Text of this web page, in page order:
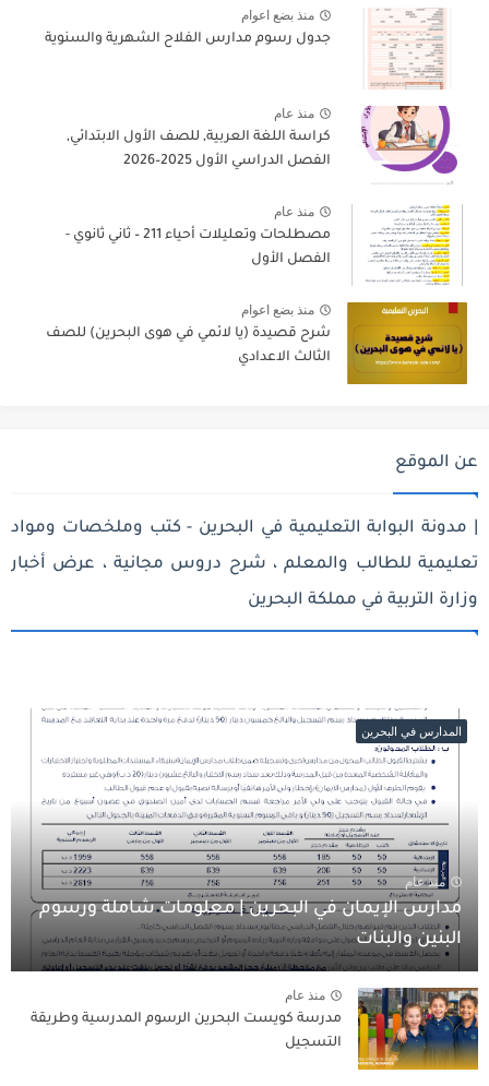
منذ بضع اعوام
جدول رسوم مدارس الفلاح الشهرية والسنوية
منذ عام
كراسة اللغة العربية, للصف الأول الابتدائي,
الفصل الدراسي الأول 2025–2026
منذ عام
مصطلحات وتعليلات أحياء 211 – ثاني ثانوي -
الفصل الأول
منذ بضع اعوام
شرح قصيدة (يا لائمي في هوى البحرين) للصف
الثالث الاعدادي
عن الموقع
| مدونة البوابة التعليمية في البحرين - كتب وملخصات ومواد
تعليمية للطالب والمعلم ، شرح دروس مجانية ، عرض أخبار
وزارة التربية في مملكة البحرين
المدارس في البحرين
منذ عام
مدارس الإيمان في البحرين | معلومات شاملة ورسوم
البنين والبنات
منذ عام
مدرسة كويست البحرين الرسوم المدرسية وطريقة
التسجيل